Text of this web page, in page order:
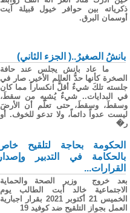
ذكرياته بين حوافر خيول قبيلة آيت
أوسمان البرق.
بانشُ الصغيرُ..( الجزء الثاني)
ما عاد بانش يجلس عند حافة
الصخرة كأنها حدُّ العالم الأخير. صار في
جلسته تلكَ شيءٌ أقلُّ انكساراً مما كان
في البدايات.. شيءٌ يُشبِه من سقطَ،
وسقطَ، وسقطَ، حتى تعلّم أن الأرضَ
ليست عدواً دائماً، ولا تدعو للخوف. أو
ر�
الحكومة بحاجة لتلقيح خاص
بالحكامة في التدبير وإصدار
القرارات...
بعد خروج وزير الصحة والحماية
الاجتماعية خالد أبت الطالب يوم
الخميس 21 أكتوبر 2021 بقرار اجبارية
العمل بجواز التلقيح ضد كوفيد 19